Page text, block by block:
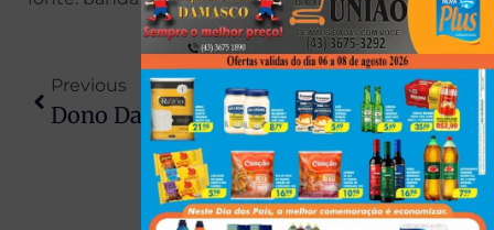
Previous
Dono Da Choquei É Preso Em Operação Da PF Que Investiga Esquema Bilionário De Lavagem De Dinheiro
Next
Alunos Passam A Avaliar Merenda Em Escolas Estaduais Do Paraná